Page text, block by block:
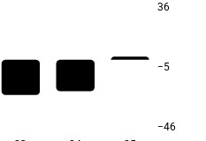
36
−5
−46